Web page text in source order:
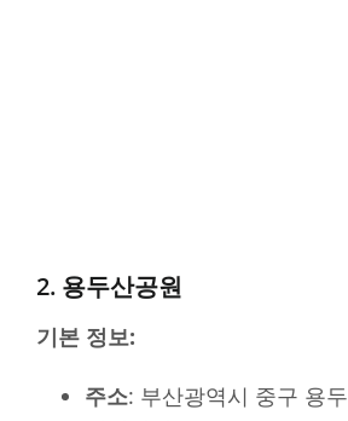
2. 용두산공원
기본 정보:
주소: 부산광역시 중구 용